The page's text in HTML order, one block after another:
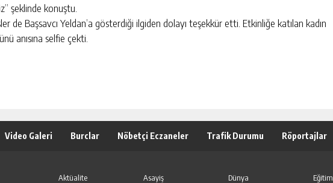
şeklinde konuştu.
de Başsavcı Yeldan’a gösterdiği ilgiden dolayı teşekkür etti. Etkinliğe katılan kadın
anısına selfie çekti.
Video Galeri Burclar Nöbetçi Eczaneler Trafik Durumu Röportajlar
Aktüalite Asayiş Dünya Eğitim